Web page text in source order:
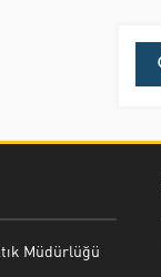
Müdürlüğü